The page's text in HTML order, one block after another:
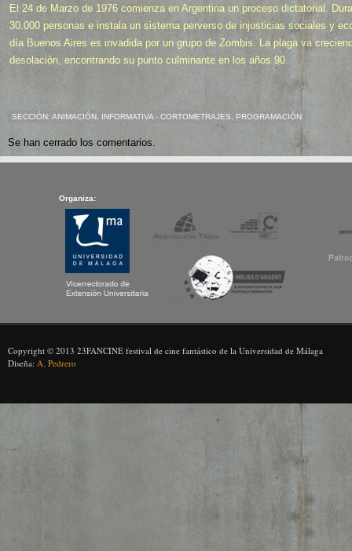
El 24 de Marzo de 1976 comienza en Argentina un proceso dictatorial.
30.000 personas e instala un sistema perverso de injusticias sociales y
día Buenos Aires es invadida por un grupo de Zombis. La plaga va
desolación, encontrando su punto culminante en los años 90.
SECCIÓN: ANIMACIÓN INFORMATIVA - CORTOMETRAJES PROGRAMACIÓN
Se han cerrado los comentarios.
Organiza:
Copyright © 2013 23FANCINE festival de cine fantástico de la Universidad de Málaga
Diseña: A. Pedrero